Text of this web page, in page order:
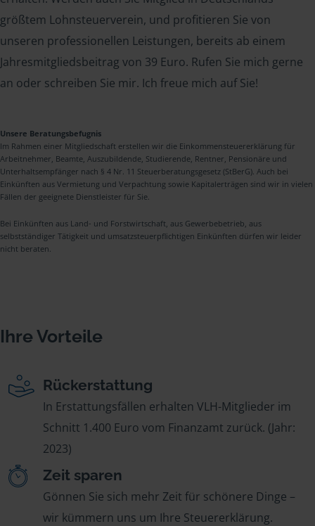
größtem Lohnsteuerverein, und profitieren Sie von
unseren professionellen Leistungen, bereits ab einem
Jahresmitgliedsbeitrag von 39 Euro. Rufen Sie mich gerne
an oder schreiben Sie mir. Ich freue mich auf Sie!
Unsere Beratungsbefugnis
Im Rahmen einer Mitgliedschaft erstellen wir die Einkommensteuererklärung für
Arbeitnehmer, Beamte, Auszubildende, Studierende, Rentner, Pensionäre und
Unterhaltsempfänger nach § 4 Nr. 11 Steuerberatungsgesetz (StBerG). Auch bei
Einkünften aus Vermietung und Verpachtung sowie Kapitalerträgen sind wir in vielen
Fällen der geeignete Dienstleister für Sie.
Bei Einkünften aus Land- und Forstwirtschaft, aus Gewerbebetrieb, aus
selbstständiger Tätigkeit und umsatzsteuerpflichtigen Einkünften dürfen wir leider
nicht beraten.
Ihre Vorteile
Rückerstattung
In Erstattungsfällen erhalten VLH-Mitglieder im
Schnitt 1.400 Euro vom Finanzamt zurück. (Jahr:
2023)
Zeit sparen
Gönnen Sie sich mehr Zeit für schönere Dinge –
wir kümmern uns um Ihre Steuererklärung.